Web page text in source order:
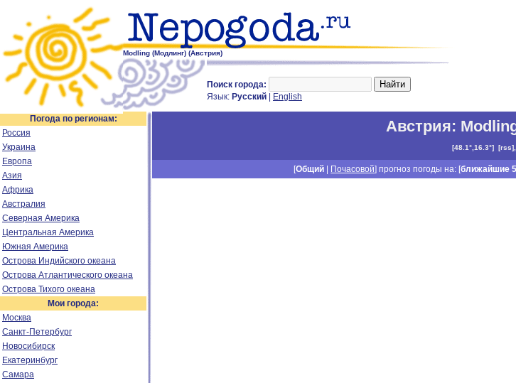
Modling (Модлинг) (Австрия)
Поиск города:
Язык: Русский English
Погода по регионам:
Россия
Украина
Европа
Азия
Африка
Австралия
Северная Америка
Центральная Америка
Южная Америка
Острова Индийского океана
Острова Атлантического океана
Острова Тихого океана
Мои города:
Москва
Санкт-Петербург
Новосибирск
Екатеринбург
Самара
Австрия:
[48.1°,16.3°] [rss
[Общий Почасовой] прогноз погоды на: [ближайшие